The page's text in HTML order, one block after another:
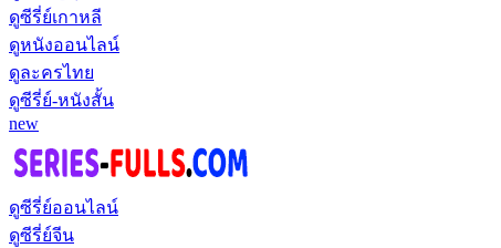
ดูซีรี่ย์เกาหลี
ดูหนังออนไลน์
ดูละครไทย
ดูซีรี่ย์-หนังสั้น
new
ดูซีรี่ย์ออนไลน์
ดูซีรี่ย์จีน